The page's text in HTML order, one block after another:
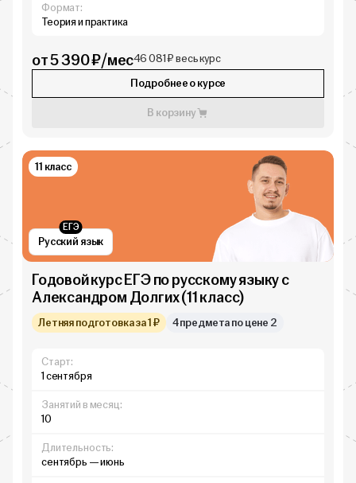
Формат:
Теория и практика
от 5 390 ₽/мес46 081 ₽ весь курс
Подробнее о курсе
В корзину
Русский язык
ЕГЭ
11 класс
Годовой курс ЕГЭ по русскому языку с
Александром Долгих (11 класс)
Летняя подготовка за 1 ₽ 4 предмета по цене 2
Старт:
1 сентября
Занятий в месяц:
10
Длительность:
сентябрь — июнь